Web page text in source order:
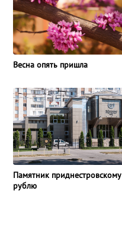
Весна опять пришла
Памятник приднестровскому
рублю